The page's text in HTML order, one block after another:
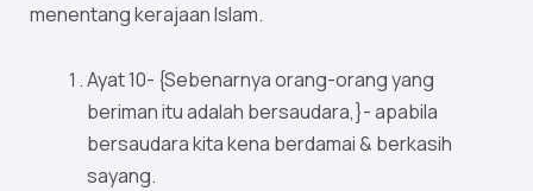
menentang kerajaan Islam.
Ayat 10- {Sebenarnya orang-orang yang
beriman itu adalah bersaudara,}- apabila
bersaudara kita kena berdamai & berkasih
sayang.